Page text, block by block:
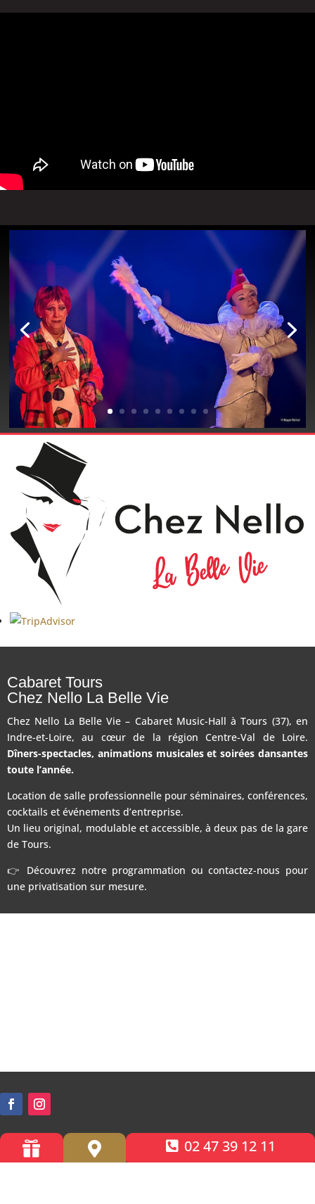
Cabaret Tours
Chez Nello La Belle Vie
Chez Nello La Belle Vie – Cabaret Music-Hall à Tours (37), en
Indre-et-Loire, au cœur de la région Centre-Val de Loire.
Dîners-spectacles, animations musicales et soirées dansantes
toute l’année.
Location de salle professionnelle pour séminaires, conférences,
cocktails et événements d’entreprise.
Un lieu original, modulable et accessible, à deux pas de la gare
de Tours.
👉 Découvrez notre programmation ou contactez-nous pour
une privatisation sur mesure.
Accessibilité PMR
  02 47 39 12 11